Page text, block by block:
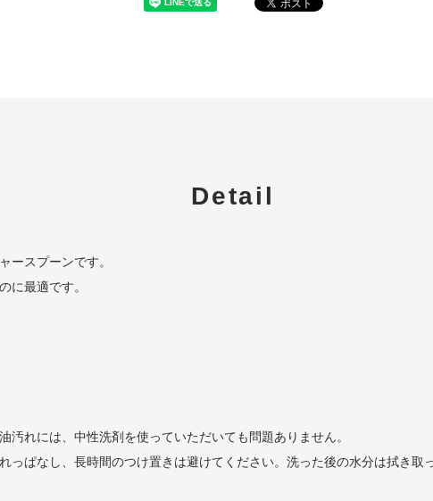
Detail
ースプーンです。
に最適です。
汚れには、中性洗剤を使っていただいても問題ありません。
っぱなし、長時間のつけ置きは避けてください。洗った後の水分は拭き取